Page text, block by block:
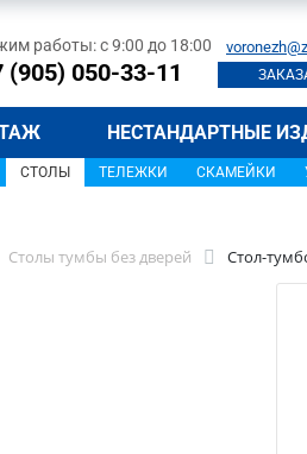
работы: с 9:00 до 18:00
(905) 050-33-11
НЕСТАНДАРТНЫЕ
СТОЛЫ ТЕЛЕЖКИ СКАМЕЙКИ
Столы тумбы без дверей Стол-